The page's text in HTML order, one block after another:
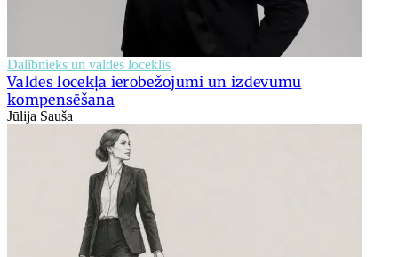
Dalībnieks un valdes loceklis
Valdes locekļa ierobežojumi un izdevumu
kompensēšana
Jūlija Sauša